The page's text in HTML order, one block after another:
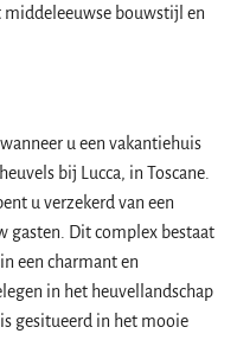
middeleeuwse bouwstijl en
u een vakantiehuis
bij Lucca, in Toscane.
u verzekerd van een
gasten. Dit complex bestaat
een charmant en
in het heuvellandschap
gesitueerd in het mooie